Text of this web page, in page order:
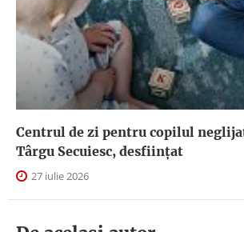
Centrul de zi pentru copilul
Târgu Secuiesc, desfiinţat
27 iulie 2026